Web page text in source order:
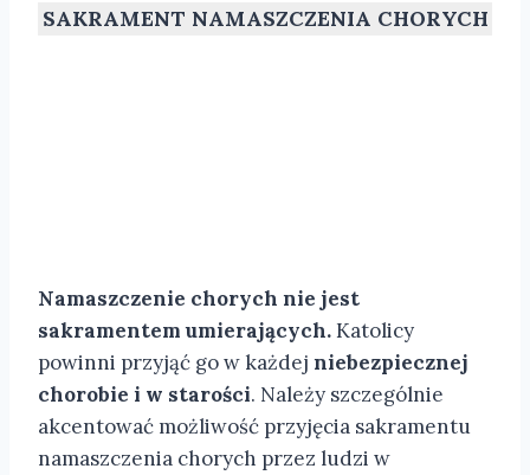
SAKRAMENT NAMASZCZENIA CHORYCH
Namaszczenie chorych nie jest
sakramentem umierających.Katolicy
powinni przyjąć go w każdej niebezpiecznej
chorobie i w starości. Należy szczególnie
akcentować możliwość przyjęcia sakramentu
namaszczenia chorych przez ludzi w